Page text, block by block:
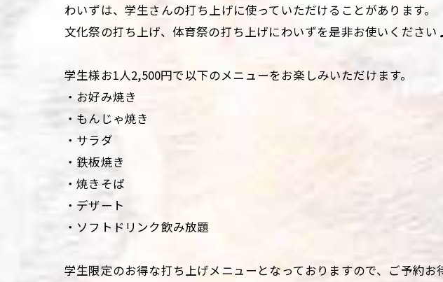
わいずは、学生さんの打ち上げに使っていただけることがあります。
文化祭の打ち上げ、体育祭の打ち上げにわいずを是非お使いください
学生様お1人2,500円で以下のメニューをお楽しみいただけます。
・お好み焼き
・もんじゃ焼き
・サラダ
・鉄板焼き
・焼きそば
・デザート
・ソフトドリンク飲み放題
学生限定のお得な打ち上げメニューとなっておりますので、ご予約